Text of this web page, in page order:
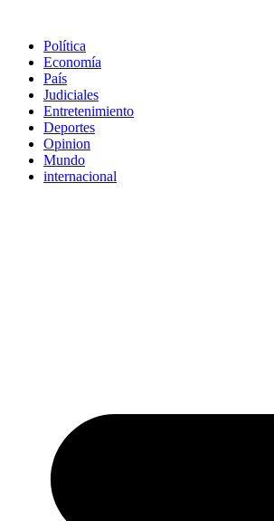
Política
Economía
País
Judiciales
Entretenimiento
Deportes
Opinion
Mundo
internacional